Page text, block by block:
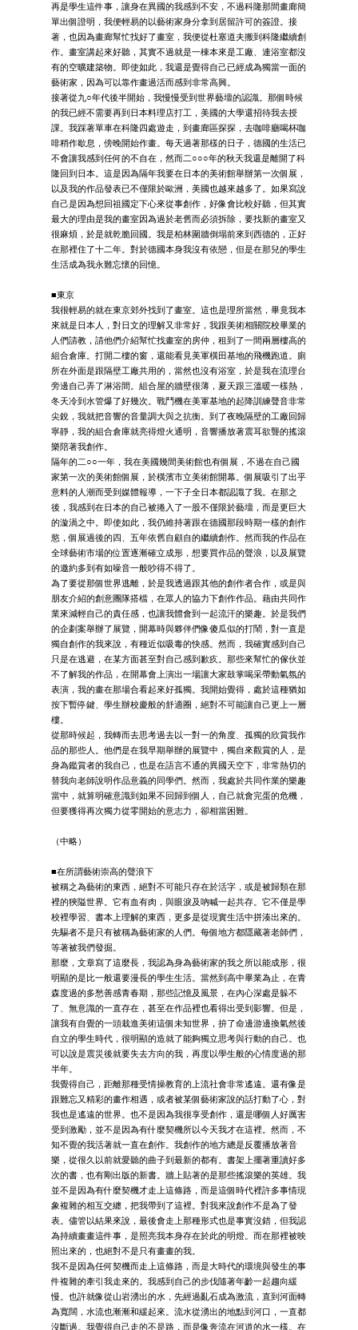
再是學生這件事，讓身在異國的我感到不安，不過科隆那間畫廊簡
單出個證明，我便輕易的以藝術家身分拿到居留許可的簽證。接
著，也因為畫廊幫忙找好了畫室，我便從杜塞道夫搬到科隆繼續創
作。畫室講起來好聽，其實不過就是一棟本來是工廠、連浴室都沒
有的空曠建築物。即使如此，我還是覺得自己已經成為獨當一面的
藝術家，因為可以靠作畫過活而感到非常高興。
接著從九○年代後半開始，我慢慢受到世界藝壇的認識。那個時候
的我已經不需要再到日本料理店打工，美國的大學還招待我去授
課。我踩著單車在科隆四處遊走，到畫廊區探探，去咖啡廳喝杯咖
啡稍作歇息，傍晚開始作畫。每天過著那樣的日子，德國的生活已
不會讓我感到任何的不自在，然而二○○○年的秋天我還是離開了科
隆回到日本。這是因為隔年我要在日本的美術館舉辦第一次個展，
以及我的作品發表已不僅限於歐洲，美國也越來越多了。如果寫說
自己是因為想回祖國定下心來從事創作，好像會比較好聽，但其實
最大的理由是我的畫室因為過於老舊而必須拆除，要找新的畫室又
很麻煩，於是就乾脆回國。我是柏林圍牆倒塌前來到西德的，正好
在那裡住了十二年。對於德國本身我沒有依戀，但是在那兒的學生
生活成為我永難忘懷的回憶。
■東京
我很輕易的就在東京郊外找到了畫室。這也是理所當然，畢竟我本
來就是日本人，對日文的理解又非常好，我跟美術相關院校畢業的
人們請教，請他們介紹幫忙找畫室的房仲，租到了一間兩層樓高的
組合倉庫。打開二樓的窗，還能看見美軍橫田基地的飛機跑道。廁
所在外面是跟隔壁工廠共用的，當然也沒有浴室，於是我在流理台
旁邊自己弄了淋浴間。組合屋的牆壁很薄，夏天跟三溫暖一樣熱，
冬天冷到水管爆了好幾次。戰鬥機在美軍基地的起降訓練聲音非常
尖銳，我就把音響的音量調大與之抗衡。到了夜晚隔壁的工廠回歸
寧靜，我的組合倉庫就亮得燈火通明，音響播放著震耳欲聾的搖滾
樂陪著我創作。
隔年的二○○一年，我在美國幾間美術館也有個展，不過在自己國
家第一次的美術館個展，於橫濱市立美術館開幕。個展吸引了出乎
意料的人潮而受到媒體報導，一下子全日本都認識了我。在那之
後，我感到在日本的自己被捲入了一股不僅限於藝壇，而是更巨大
的漩渦之中。即使如此，我仍維持著跟在德國那段時期一樣的創作
慾，個展過後的四、五年依舊自顧自的繼續創作。然而我的作品在
全球藝術市場的位置逐漸確立成形，想要買作品的聲浪，以及展覽
的邀約多到有如噪音一般吵得不得了。
為了要從那個世界逃離，於是我透過跟其他的創作者合作，或是與
朋友介紹的創意團隊搭檔，在眾人的協力下創作作品。藉由共同作
業來減輕自己的責任感，也讓我體會到一起流汗的樂趣。於是我們
的企劃案舉辦了展覽，開幕時與夥伴們像傻瓜似的打鬧，對一直是
獨自創作的我來說，有種近似吸毒的快感。然而，我確實感到自己
只是在逃避，在某方面甚至對自己感到歉疚。那些來幫忙的傢伙並
不了解我的作品，在開幕會上演出一場讓大家鼓掌喝采帶動氣氛的
表演，我的畫在那場合看起來好孤獨。我開始覺得，處於這種猶如
按下暫停鍵、學生辦校慶般的舒適圈，絕對不可能讓自己更上一層
樓。
從那時候起，我轉而去思考過去以一對一的角度、孤獨的欣賞我作
品的那些人。他們是在我早期舉辦的展覽中，獨自來觀賞的人，是
身為鑑賞者的我自己，也是在語言不通的異國天空下，非常熱切的
替我向老師說明作品意義的同學們。然而，我處於共同作業的樂趣
當中，就算明確意識到如果不回歸到個人，自己就會完蛋的危機，
但要獲得再次獨力從零開始的意志力，卻相當困難。
（中略）
■在所謂藝術崇高的聲浪下
被稱之為藝術的東西，絕對不可能只存在於活字，或是被歸類在那
裡的狹隘世界。它有血有肉，與眼淚及吶喊一起共存。它不僅是學
校裡學習、書本上理解的東西，更多是從現實生活中拼湊出來的。
先驅者不是只有被稱為藝術家的人們。每個地方都隱藏著老師們，
等著被我們發掘。
那麼，文章寫了這麼長，我認為身為藝術家的我之所以能成形，很
明顯的是比一般還要漫長的學生生活。當然到高中畢業為止，在青
森度過的多愁善感青春期，那些記憶及風景，在內心深處是躲不
了、無意識的一直存在，甚至在作品裡也看得出受到影響。但是，
讓我有自覺的一頭栽進美術這個未知世界，拚了命邊游邊換氣然後
自立的學生時代，很明顯的造就了能夠獨立思考與行動的自己。也
可以說是震災後就要失去方向的我，再度以學生般的心情度過的那
半年。
我覺得自己，距離那種受情操教育的上流社會非常遙遠。還有像是
跟難忘又精彩的畫作相遇，或者被某個藝術家說的話打動了心，對
我也是遙遠的世界。也不是因為我很享受創作，還是哪個人好厲害
受到激勵，並不是因為有什麼契機所以今天我才在這裡。然而，不
知不覺的我活著就一直在創作。我創作的地方總是反覆播放著音
樂，從很久以前就愛聽的曲子到最新的都有。書架上擺著重讀好多
次的書，也有剛出版的新書。牆上貼著的是那些搖滾樂的英雄。我
並不是因為有什麼契機才走上這條路，而是這個時代裡許多事情現
象複雜的相互交纏，把我帶到了這裡。對我來說創作不是為了發
表。儘管以結果來說，最後會走上那種形式也是事實沒錯，但我認
為持續畫畫這件事，是照亮我本身存在於此的明燈。而在那裡被映
照出來的，也絕對不是只有畫畫的我。
我不是因為任何契機而走上這條路，而是大時代的環境與發生的事
件複雜的牽引我走來的。我感到自己的步伐隨著年齡一起趨向緩
慢。也許就像從山岩湧出的水，先經過亂石成為激流，直到河面轉
為寬闊，水流也漸漸和緩起來。流水從湧出的地點到河口，一直都
沒斷過。我覺得自己走的不是路，而是像奔流在河道的水一樣。在